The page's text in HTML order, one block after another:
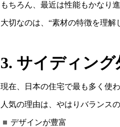
もちろん、最近は性能もかなり
大切なのは、 “素材の特徴を理解
3. サイディング
現在、日本の住宅で最も多く使
人気の理由は、やはりバランスの
デザインが豊富